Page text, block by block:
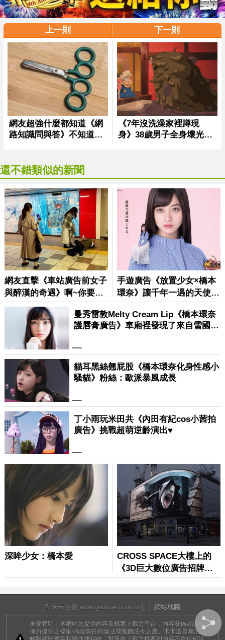
上一則 下一則
還不錯類似的新聞
© 卡卡洛普 www.gamme.com.tw | 網站地圖
重要聲明：本網站為提供內容及檔案上載之平台，內容發佈者請確
保所提供之檔案/內容無任何違法或牴觸法令之虞。卡卡洛普無法調